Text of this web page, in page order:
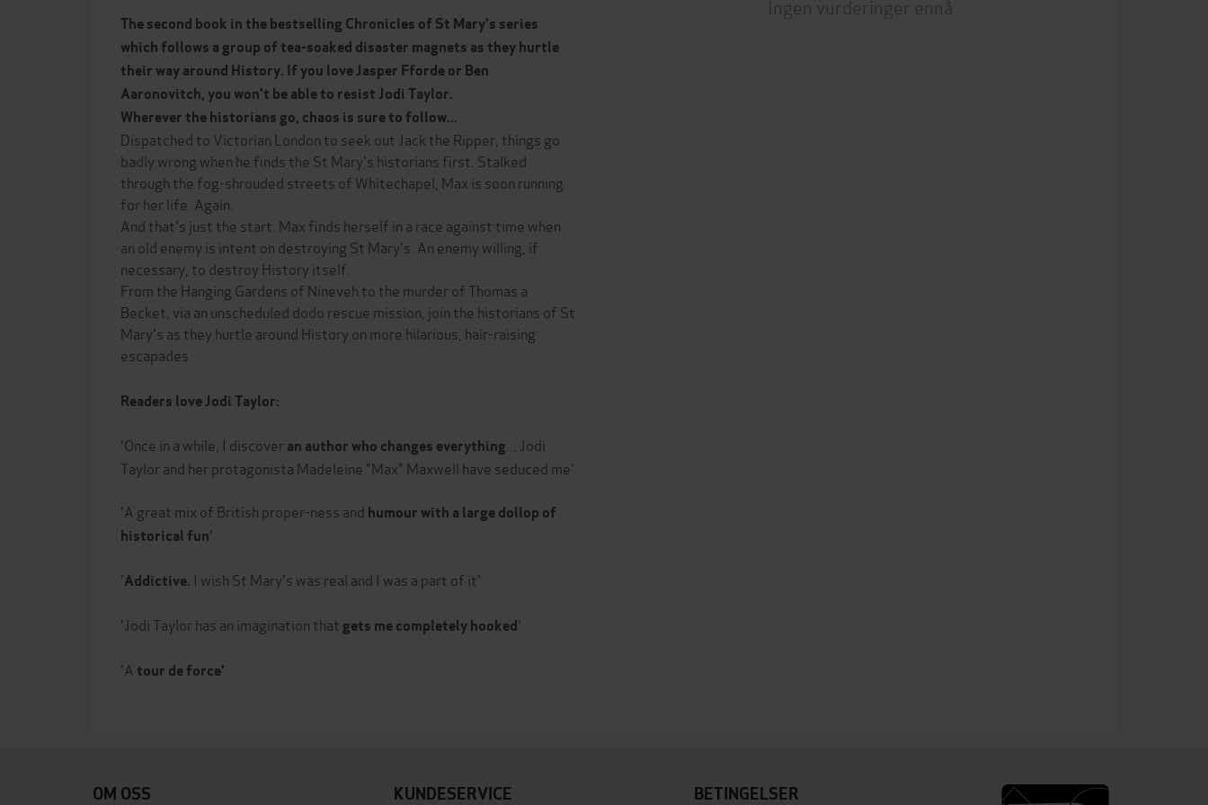
The second book in the bestselling Chronicles of St Mary's series
which follows a group of tea-soaked disaster magnets as they hurtle
their way around History. If you love Jasper Fforde or Ben
Aaronovitch, you won't be able to resist Jodi Taylor.
Wherever the historians go, chaos is sure to follow...
Dispatched to Victorian London to seek out Jack the Ripper, things go
badly wrong when he finds the St Mary's historians first. Stalked
through the fog-shrouded streets of Whitechapel, Max is soon running
for her life. Again.
And that's just the start. Max finds herself in a race against time when
an old enemy is intent on destroying St Mary's. An enemy willing, if
necessary, to destroy History itself.
From the Hanging Gardens of Nineveh to the murder of Thomas a
Becket, via an unscheduled dodo rescue mission, join the historians of St
Mary's as they hurtle around History on more hilarious, hair-raising
escapades
Readers love Jodi Taylor:
'Once in a while, I discoveran author who changes everything ... Jodi
Taylor and her protagonista Madeleine "Max" Maxwell have seduced me'
'A great mix of British proper-ness and humour with a large dollop of
historical fun'
'Addictive. I wish St Mary's was real and I was a part of it'
'Jodi Taylor has an imagination that gets me completely hooked'
'A tour de force'
Ingen vurderinger ennå
OM OSS KUNDESERVICE BETINGELSER